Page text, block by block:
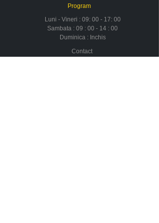
Program
Luni - Vineri : 09: 00 - 17: 00
Sambata : 09 : 00 - 14 : 00
Duminica : Inchis
Contact